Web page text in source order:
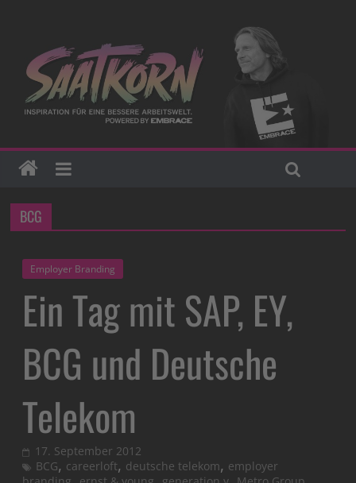
BCG
Employer Branding
Ein Tag mit SAP, EY,
BCG und Deutsche
Telekom
17. September 2012
BCG, careerloft, deutsche telekom, employer